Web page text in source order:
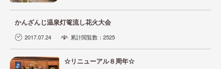
かんざんじ温泉灯篭流し花火大会
2017.07.24 累計閲覧数：2525
☆リニューアル８周年☆